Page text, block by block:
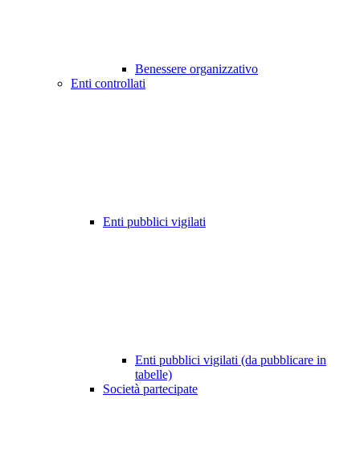
Benessere organizzativo
Enti controllati
Enti pubblici vigilati
Enti pubblici vigilati (da pubblicare in
tabelle)
Società partecipate